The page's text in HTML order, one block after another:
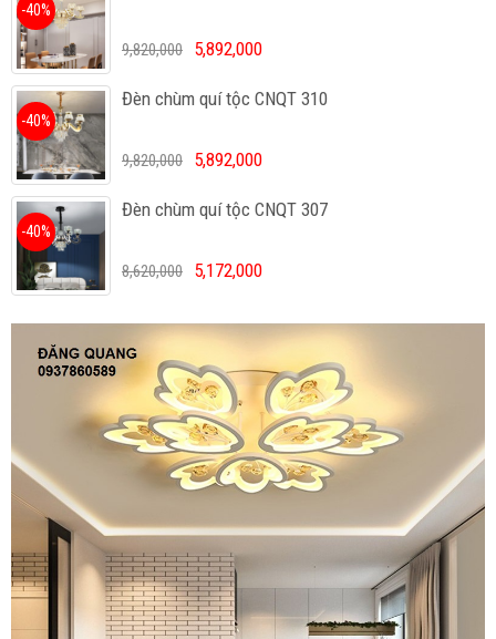
-40%
9,820,000 5,892,000
Đèn chùm quí tộc CNQT 310
-40%
9,820,000 5,892,000
Đèn chùm quí tộc CNQT 307
-40%
8,620,000 5,172,000